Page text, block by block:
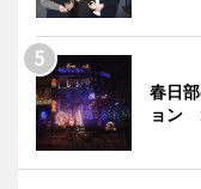
春日
ョン